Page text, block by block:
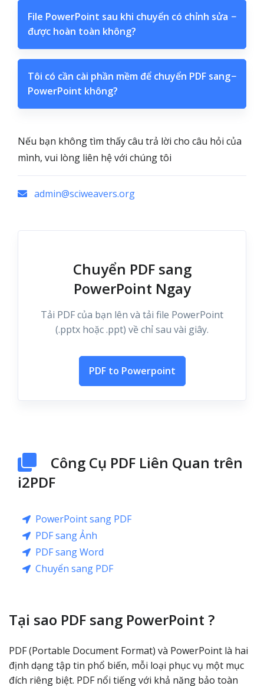
File PowerPoint sau khi chuyển có chỉnh sửa
được hoàn toàn không?
−
Tôi có cần cài phần mềm để chuyển PDF sang
PowerPoint không?
−
Nếu bạn không tìm thấy câu trả lời cho câu hỏi của
mình, vui lòng liên hệ với chúng tôi
admin@sciweavers.org
Chuyển PDF sang
PowerPoint Ngay
Tải PDF của bạn lên và tải file PowerPoint
(.pptx hoặc .ppt) về chỉ sau vài giây.
PDF to Powerpoint
Công Cụ PDF Liên Quan trên
i2PDF
PowerPoint sang PDF
PDF sang Ảnh
PDF sang Word
Chuyển sang PDF
Tại sao PDF sang PowerPoint ?
PDF (Portable Document Format) và PowerPoint là hai
định dạng tập tin phổ biến, mỗi loại phục vụ một mục
đích riêng biệt. PDF nổi tiếng với khả năng bảo toàn